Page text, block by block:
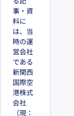
事・資
料に
は、当
時の運
営会社
である
新関西
国際空
港株式
会社